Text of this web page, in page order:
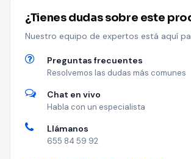
¿Tienes dudas sobre este
Nuestro equipo de expertos está aquí
Preguntas frecuentes
Resolvemos las dudas más comunes
Chat en vivo
Habla con un especialista
Llámanos
655 84 59 92